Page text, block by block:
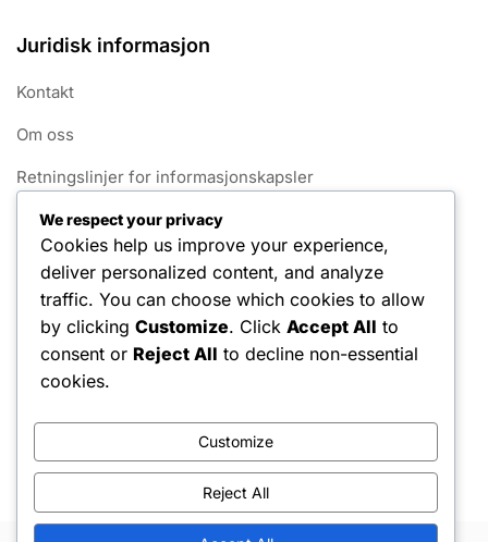
Juridisk informasjon
Kontakt
Om oss
Retningslinjer for informasjonskapsler
Ditt personvern
Vilkår og betingelser
Kategorier
Wingspan Fuglekortdatabase
Wingspan Utvidelse Integrasjon
We respect your privacy
Cookies help us improve your experience,
deliver personalized content, and analyze
traffic. You can choose which cookies to allow
by clicking Customize. Click Accept All to
consent or Reject All to decline non-essential
cookies.
Customize
Reject All